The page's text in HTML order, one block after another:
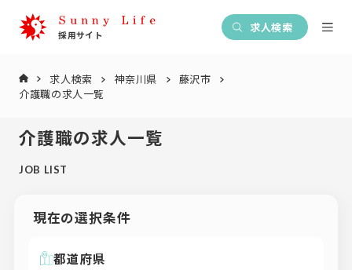
求人検索
求人検索 神奈川県
藤沢市
介護職の求人一覧
介護職の求人一覧
JOB LIST
現在の選択条件
都道府県